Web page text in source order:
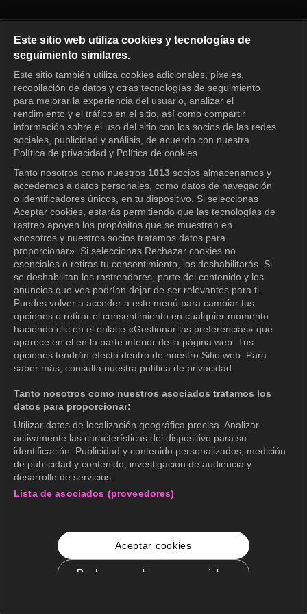
Iniciar sesión
Este sitio web utiliza cookies y tecnologías de
seguimiento similares.
Este sitio también utiliza cookies adicionales, píxeles,
recopilación de datos y otras tecnologías de seguimiento
para mejorar la experiencia del usuario, analizar el
rendimiento y el tráfico en el sitio, así como compartir
información sobre el uso del sitio con los socios de las redes
sociales, publicidad y análisis, de acuerdo con nuestra
Política de privacidad y Política de cookies.
Tanto nosotros como nuestros 1013 socios almacenamos y
accedemos a datos personales, como datos de navegación
o identificadores únicos, en tu dispositivo. Si seleccionas
Aceptar cookies, estarás permitiendo que las tecnologías de
rastreo apoyen los propósitos que se muestran en
«nosotros y nuestros socios tratamos datos para
proporcionar». Si seleccionas Rechazar cookies no
esenciales o retiras tu consentimiento, los deshabilitarás. Si
se deshabilitan los rastreadores, parte del contenido y los
anuncios que ves podrían dejar de ser relevantes para ti.
Puedes volver a acceder a este menú para cambiar tus
opciones o retirar el consentimiento en cualquier momento
haciendo clic en el enlace «Gestionar las preferencias» que
aparece en el en la parte inferior de la página web. Tus
opciones tendrán efecto dentro de nuestro Sitio web. Para
saber más, consulta nuestra política de privacidad.
Tanto nosotros como nuestros asociados tratamos los
datos para proporcionar:
Utilizar datos de localización geográfica precisa. Analizar
activamente las características del dispositivo para su
identificación. Publicidad y contenido personalizados, medición
de publicidad y contenido, investigación de audiencia y
desarrollo de servicios.
Lista de asociados (proveedores)
Aceptar cookies
Rechazar cookies no esenciales